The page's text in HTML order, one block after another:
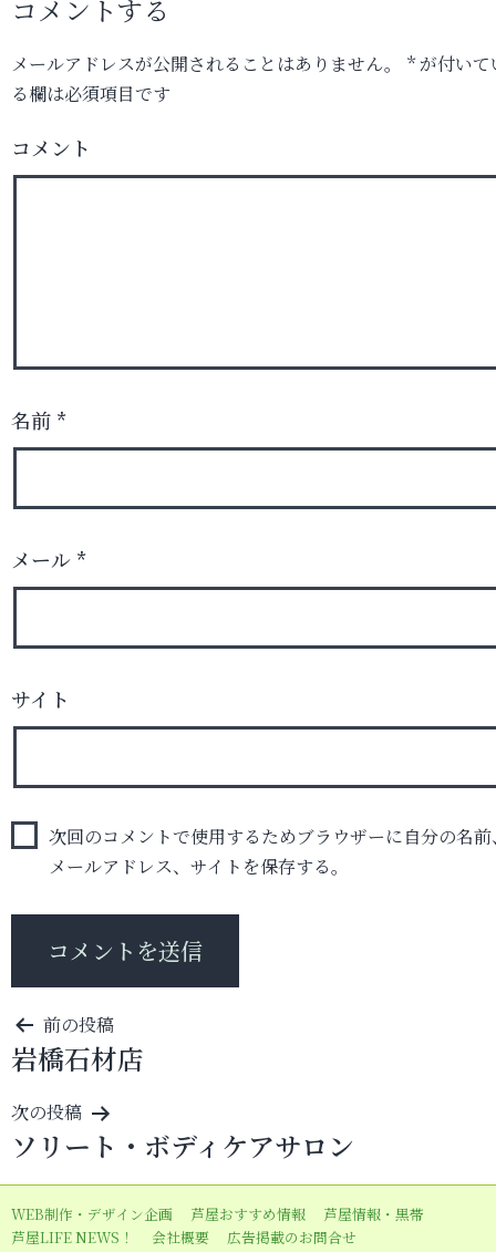
コメントする
メールアドレスが公開されることはありません。 *が付いて
る欄は必須項目です
コメント
名前 *
メール *
サイト
次回のコメントで使用するためブラウザーに自分の名前
メールアドレス、サイトを保存する。
投
稿
ナ
ビ
ゲ
ー
シ
前の投稿
岩橋石材店
次の投稿
ソリート・ボディケアサロン
WEB制作・デザイン企画 芦屋おすすめ情報
芦屋情報・黒帯
芦屋LIFE NEWS！
会社概要 広告掲載のお問合せ